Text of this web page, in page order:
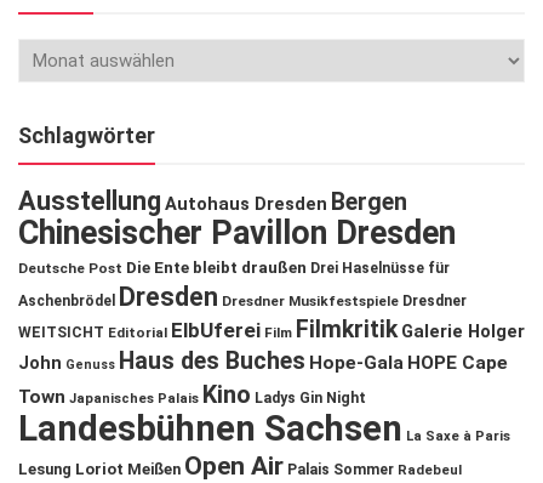
Schlagwörter
Ausstellung Autohaus Dresden Bergen
Chinesischer Pavillon Dresden
Deutsche Post Die Ente bleibt draußen Drei Haselnüsse für
Aschenbrödel
Dresden Dresdner Musikfestspiele Dresdner
WEITSICHT Editorial ElbUferei Film Filmkritik Galerie Holger
John Genuss Haus des Buches Hope-Gala HOPE Cape
Town Japanisches Palais Kino Ladys Gin Night
Landesbühnen Sachsen La Saxe à Paris
Lesung Loriot Meißen Open Air Palais Sommer Radebeul